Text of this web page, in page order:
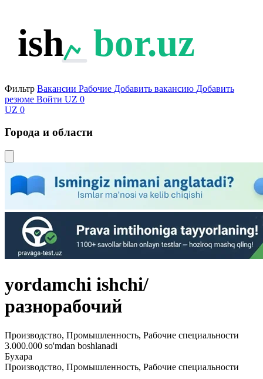
ish bor.uz
Фильтр Вакансии Рабочие Добавить вакансию Добавить
резюме Войти UZ 0
UZ 0
Города и области
yordamchi ishchi/
разнорабочий
Производство, Промышленность, Рабочие специальности
3.000.000 so'mdan boshlanadi
Бухара
Производство, Промышленность, Рабочие специальности